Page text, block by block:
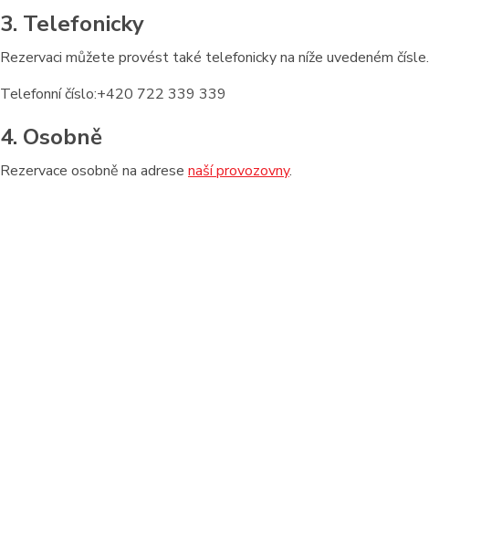
3. Telefonicky
Rezervaci můžete provést také telefonicky na níže uvedeném čísle.
Telefonní číslo:+420 722 339 339
4. Osobně
Rezervace osobně na adrese naší provozovny.